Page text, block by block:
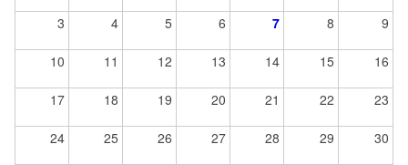
3 4 5 6 7 8 9
10 11 12 13 14 15 16
17 18 19 20 21 22 23
24 25 26 27 28 29 30